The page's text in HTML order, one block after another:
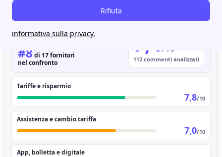
Rifiuta
informativa sulla privacy.
Iren
#8 di 17 fornitori
nel confronto
7,4/10
112 commenti analizzati
Tariffe e risparmio
7,8/10
Assistenza e cambio tariffa
7,0/10
App, bolletta e digitale